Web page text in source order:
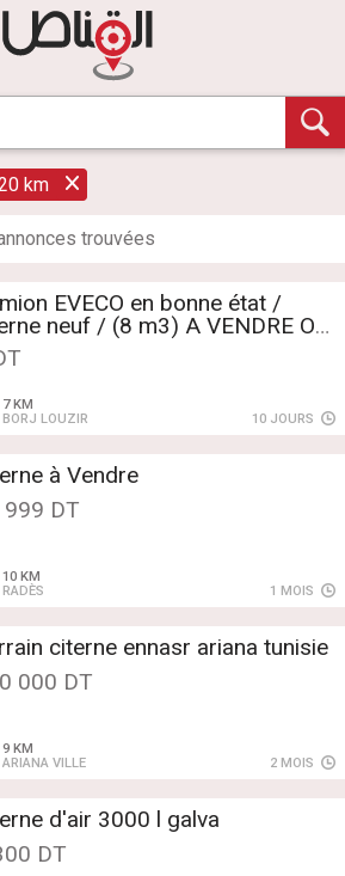
km
s trouvées
EVECO en bonne état /
/ (8 m3) A VENDRE OU
7 KM
BORJ LOUZIR
10 JOURS
à Vendre
DT
10 KM
RADÈS
1 MOIS
citerne ennasr ariana tunisie
000 DT
9 KM
ARIANA VILLE
2 MOIS
d'air 3000 l galva
DT